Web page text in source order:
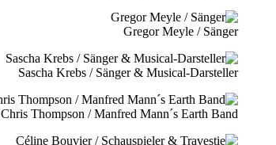
Gregor Meyle / Sänger
Sascha Krebs / Sänger & Musical-Darsteller
Chris Thompson / Manfred Mann´s Earth Band